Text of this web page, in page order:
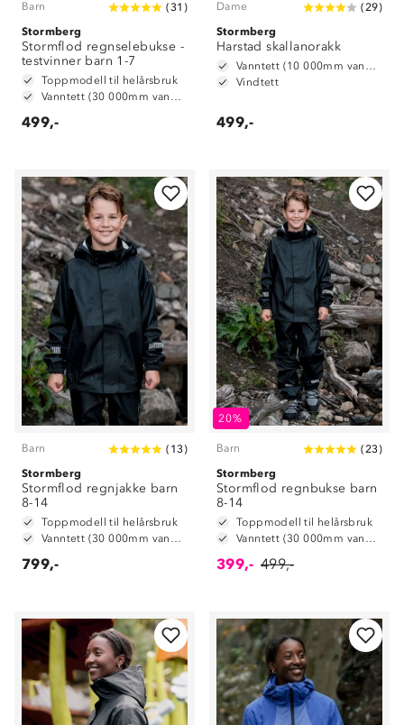
Barn (31 )
Stormberg
Stormflod regnselebukse -
testvinner barn 1-7
Toppmodell til helårsbruk
Vanntett (30 000mm vannsøyle)
499,-
Dame (29)
Stormberg
Harstad skallanorakk
Vanntett (10 000mm vannsøyle)
Vindtett
499,-
Barn ( 13)
Stormberg
Stormflod regnjakke barn
8-14
Toppmodell til helårsbruk
Vanntett (30 000mm vannsøyle)
799,-
20%
Barn (23)
Stormberg
Stormflod regnbukse barn
8-14
Toppmodell til helårsbruk
Vanntett (30 000mm vannsøyle)
399,- 499,-